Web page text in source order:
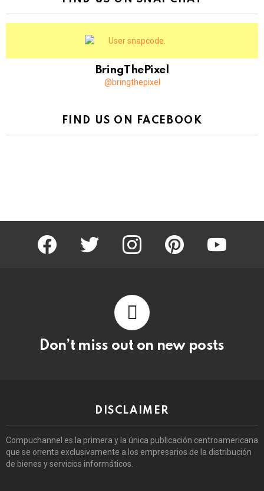
BringThePixel
@bringthepixel
FIND US ON FACEBOOK
facebook twitter instagram pinterest youtube
Don’t miss out on new posts
DISCLAIMER
Compuchannel es la primera y la única publicación centroamericana
que se orienta exclusivamente a los empresarios de la distribución
de bienes y servicios informáticos.